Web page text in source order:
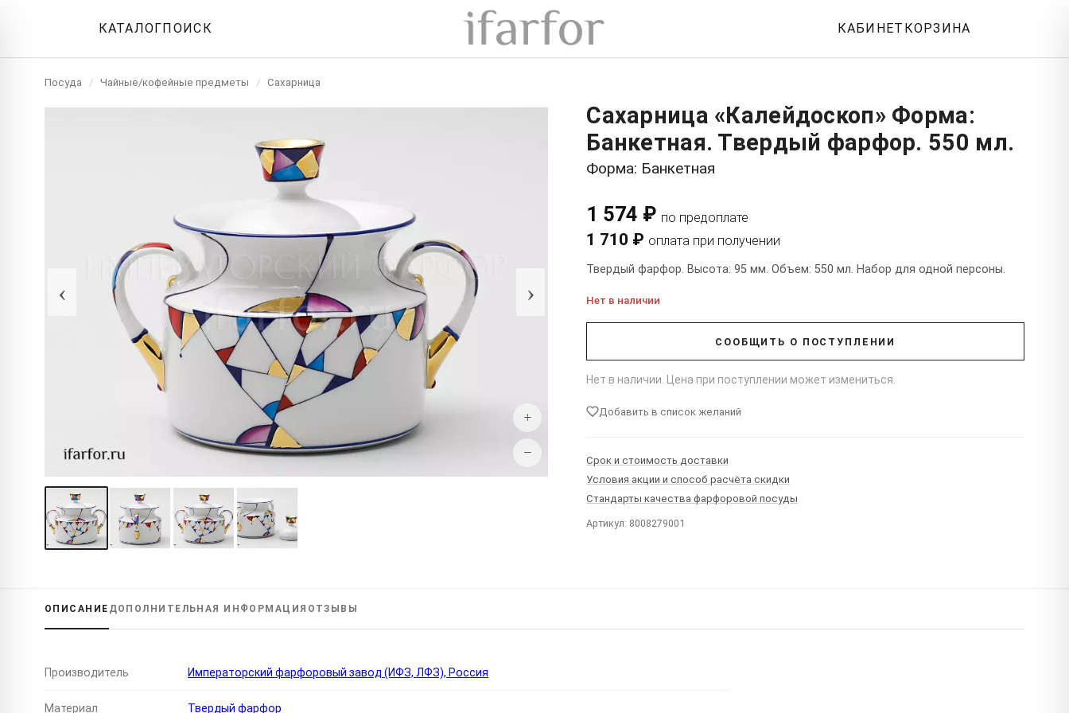
КАТАЛОГПОИСК КАБИНЕТ КОРЗИНА
Посуда / Чайные/кофейные предметы / Сахарница
‹ ›
+
−
Сахарница «Калейдоскоп» Форма:
Банкетная. Твердый фарфор. 550 мл.
Форма: Банкетная
1 574 ₽ по предоплате
1 710 ₽ оплата при получении
Твердый фарфор. Высота: 95 мм. Объем: 550 мл. Набор для одной персоны.
Нет в наличии
СООБЩИТЬ О ПОСТУПЛЕНИИ
Нет в наличии. Цена при поступлении может измениться.
Добавить в список желаний
Срок и стоимость доставки
Условия акции и способ расчёта скидки
Стандарты качества фарфоровой посуды
Артикул: 8008279001
ОПИСАНИЕ ДОПОЛНИТЕЛЬНАЯ ИНФОРМАЦИЯ ОТЗЫВЫ
Производитель Императорский фарфоровый завод (ИФЗ, ЛФЗ), Россия
Материал Твердый фарфор